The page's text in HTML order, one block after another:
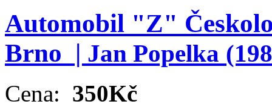
Automobil "Z"
Brno | Jan Popelka
Cena: 350Kč